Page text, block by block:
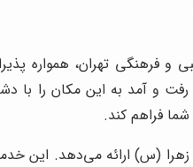
و فرهنگی تهران، همواره
و آمد به این مکان را با
فراهم کند.
(س) ارائه می‌دهد. این